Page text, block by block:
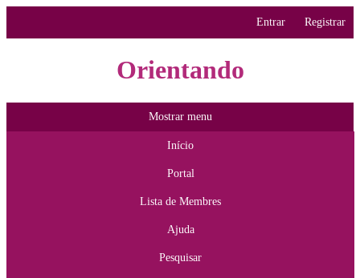
Entrar Registrar
Orientando
Mostrar menu
Início
Portal
Lista de Membres
Ajuda
Pesquisar